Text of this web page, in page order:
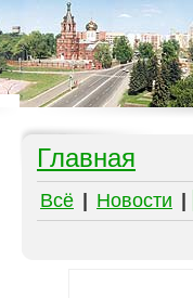
Главная
Всё Новости